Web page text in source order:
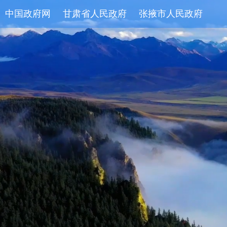
中国政府网 甘肃省人民政府 张掖市人民政府